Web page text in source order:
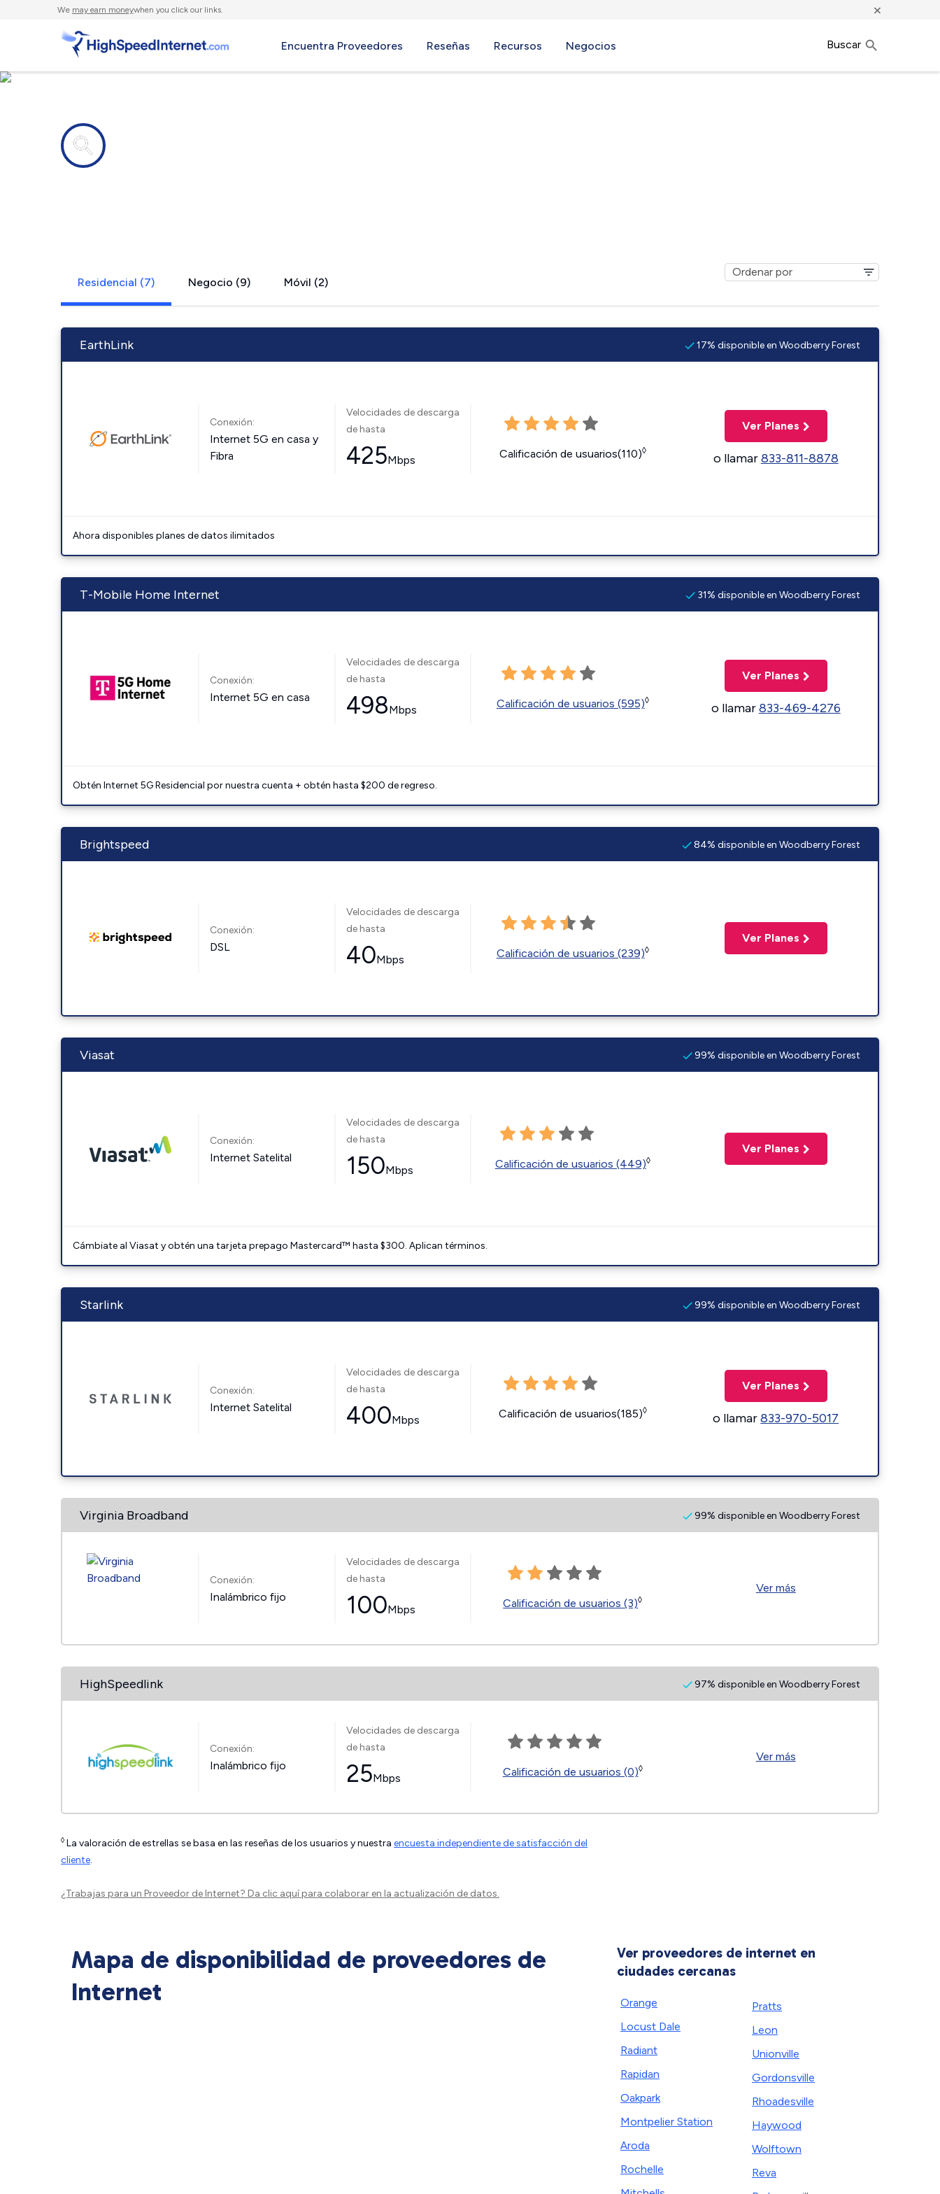
We may earn moneywhen you click our links. ×
Encuentra Proveedores Reseñas Recursos Negocios Buscar
Residencial (7) Negocio (9) Móvil (2)
EarthLink 17% disponible en Woodberry Forest
Conexión:
Internet 5G en casa y
Fibra
Velocidades de descarga
de hasta
425Mbps Calificación de usuarios(110)◊
Ver Planes
o llamar833-811-8878
Ahora disponibles planes de datos ilimitados
T-Mobile Home Internet 31% disponible en Woodberry Forest
Conexión:
Internet 5G en casa
Velocidades de descarga
de hasta
498Mbps Calificación de usuarios (595)◊
Ver Planes
o llamar833-469-4276
Obtén Internet 5G Residencial por nuestra cuenta + obtén hasta $200 de regreso.
Brightspeed 84% disponible en Woodberry Forest
Conexión:
DSL
Velocidades de descarga
de hasta
40Mbps Calificación de usuarios (239)◊
Ver Planes
Viasat 99% disponible en Woodberry Forest
Conexión:
Internet Satelital
Velocidades de descarga
de hasta
150Mbps Calificación de usuarios (449)◊
Ver Planes
Cámbiate al Viasat y obtén una tarjeta prepago Mastercard™ hasta $300. Aplican términos.
Starlink 99% disponible en Woodberry Forest
Conexión:
Internet Satelital
Velocidades de descarga
de hasta
400Mbps Calificación de usuarios(185)◊
Ver Planes
o llamar833-970-5017
Virginia Broadband 99% disponible en Woodberry Forest
Conexión:
Inalámbrico fijo
Velocidades de descarga
de hasta
100Mbps Calificación de usuarios (3)◊
Ver más
HighSpeedlink 97% disponible en Woodberry Forest
Conexión:
Inalámbrico fijo
Velocidades de descarga
de hasta
25Mbps Calificación de usuarios (0)◊
Ver más
◊ La valoración de estrellas se basa en las reseñas de los usuarios y nuestra encuesta independiente de satisfacción del
cliente.
¿Trabajas para un Proveedor de Internet? Da clic aquípara colaborar en la actualización de datos.
Mapa de disponibilidad de proveedores de
Internet
Ver proveedores de internet en
ciudades cercanas
Orange
Locust Dale
Radiant
Rapidan
Oakpark
Montpelier Station
Aroda
Rochelle
Pratts
Leon
Unionville
Gordonsville
Rhoadesville
Haywood
Wolftown
Reva